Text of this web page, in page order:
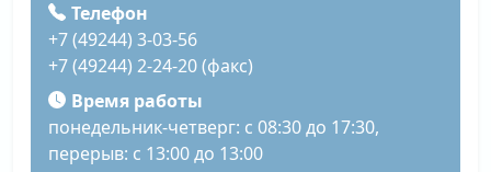
Телефон
+7 (49244) 3-03-56
+7 (49244) 2-24-20 (факс)
Время работы
понедельник-четверг: с 08:30 до 17:30,
перерыв: с 13:00 до 13:00